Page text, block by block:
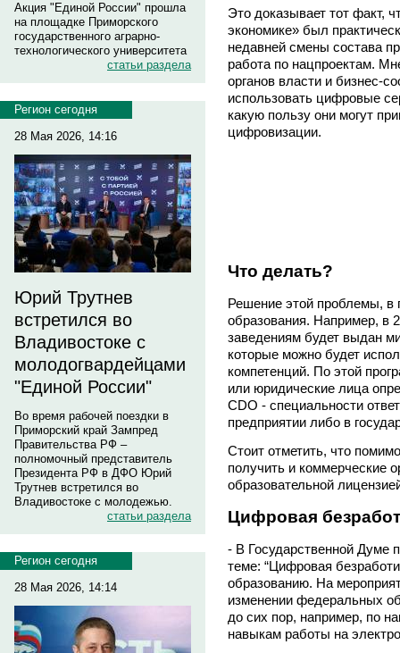
Акция "Единой России" прошла
на площадке Приморского
государственного аграрно-
технологического университета
статьи раздела
Регион сегодня
28 Мая 2026, 14:16
Юрий Трутнев
встретился во
Владивостоке с
молодогвардейцами
"Единой России"
Во время рабочей поездки в
Приморский край Зампред
Правительства РФ –
полномочный представитель
Президента РФ в ДФО Юрий
Трутнев встретился во
Владивостоке с молодежью.
статьи раздела
Регион сегодня
28 Мая 2026, 14:14
Это доказывает тот факт,
экономике» был
недавней смены состава
работа по нацпроектам.
органов власти и бизнес-
использовать цифровые
какую пользу они могут
цифровизации.
Что делать?
Решение этой проблемы, в
образования. Например, в
заведениям будет выдан
которые можно будет
компетенций. По этой
или юридические лица
CDO - специальности
предприятии либо в
Стоит отметить, что
получить и коммерческие
образовательной
Цифровая
- В Государственной Думе
теме: “Цифровая
образованию. На
изменении федеральных
до сих пор, например, по
навыкам работы на